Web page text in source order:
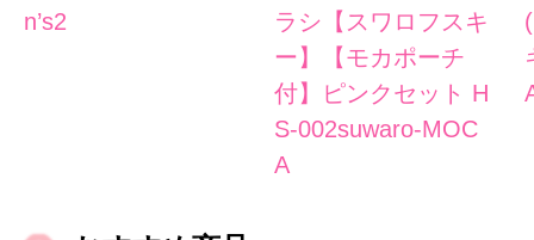
n’s2
ラシ【スワロフスキ
ー】【モカポーチ
付】ピンクセット H
S-002suwaro-MOC
A